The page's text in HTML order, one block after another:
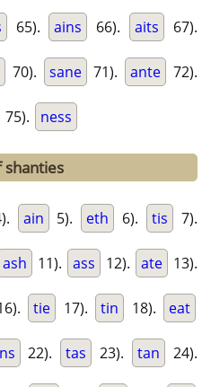
65). ains 66). aits 67).
70). sane 71). ante 72).
75). ness
ain 5). eth 6). tis 7).
ash 11). ass 12). ate 13).
tie 17). tin 18). eat
22). tas 23). tan 24).